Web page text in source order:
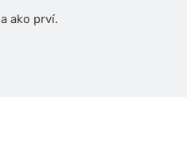
ako prví.